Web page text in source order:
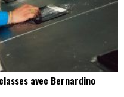
avec Bernardino